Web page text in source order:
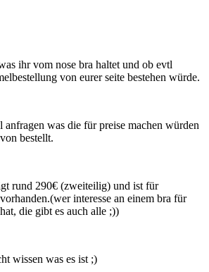
ihr vom nose bra haltet und ob evtl
von eurer seite bestehen würde.
was die für preise machen würden
bestellt.
rund 290€ (zweiteilig) und ist für
interesse an einem bra für
die gibt es auch alle ;))
wissen was es ist ;)